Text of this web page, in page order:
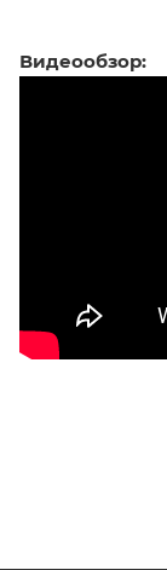
Видеообзор: